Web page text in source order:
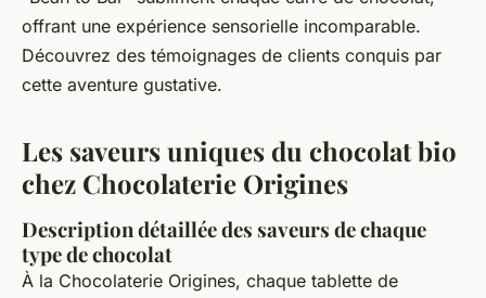
offrant une expérience sensorielle incomparable.
Découvrez des témoignages de clients conquis par
cette aventure gustative.
Les saveurs uniques du chocolat bio
chez Chocolaterie Origines
Description détaillée des saveurs de chaque
type de chocolat
À la Chocolaterie Origines, chaque tablette de